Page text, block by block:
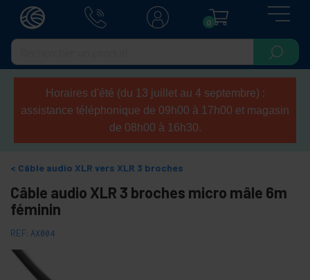
0
Horaires d'été (du 13 juillet au 4 septembre) :
assistance téléphonique de 09h00 à 17h00 et magasin
de 08h00 à 16h30.
Câble audio XLR vers XLR 3 broches
Câble audio XLR 3 broches micro mâle 6m
féminin
REF: AX004